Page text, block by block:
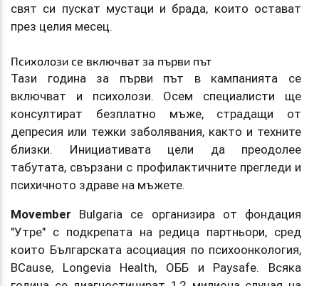
свят си пускат мустаци и брада, които остават
през целия месец.
Психолози се включват за първи път
Тази година за първи път в кампанията се
включват и психолози. Осем специалисти ще
консултират безплатно мъже, страдащи от
депресия или тежки заболявания, както и техните
близки. Инициативата цели да преодолее
табутата, свързани с профилактичните прегледи и
психичното здраве на мъжете.
Movember Bulgaria се организира от фондация
"Утре" с подкрепата на редица партньори, сред
които Българската асоциация по психоонкология,
BCause, Longevia Health, ОББ и Paysafe. Всяка